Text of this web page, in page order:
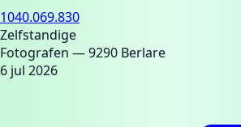
1040.069.830
Zelfstandige
Fotografen — 9290 Berlare
6 jul 2026